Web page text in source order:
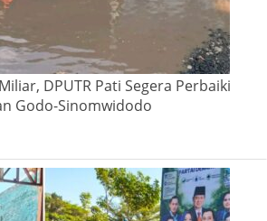
DPUTR Pati Segera Perbaiki
Godo-Sinomwidodo